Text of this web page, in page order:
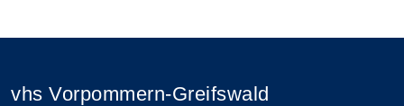
vhs Vorpommern-Greifswald